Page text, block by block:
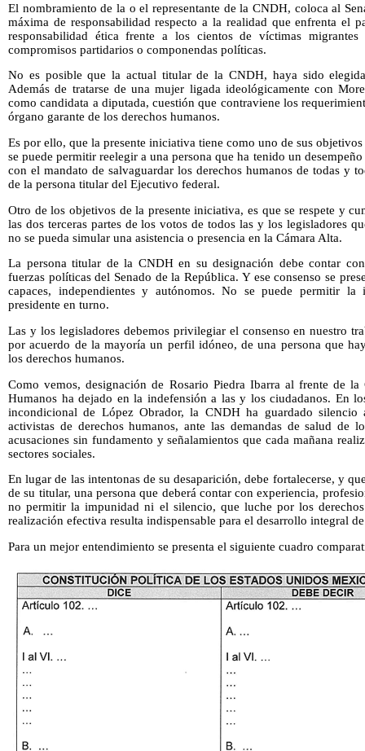
El nombramiento de la o el representante de la CNDH, coloca al
máxima de responsabilidad respecto a la realidad que enfrenta el
responsabilidad ética frente a los cientos de víctimas
compromisos partidarios o componendas políticas.
No es posible que la actual titular de la CNDH, haya sido
Además de tratarse de una mujer ligada ideológicamente con
como candidata a diputada, cuestión que contraviene los
órgano garante de los derechos humanos.
Es por ello, que la presente iniciativa tiene como uno de sus
se puede permitir reelegir a una persona que ha tenido un
con el mandato de salvaguardar los derechos humanos de todas y
de la persona titular del Ejecutivo federal.
Otro de los objetivos de la presente iniciativa, es que se respete y
las dos terceras partes de los votos de todos las y los legisladores
no se pueda simular una asistencia o presencia en la Cámara Alta.
La persona titular de la CNDH en su designación debe contar
fuerzas políticas del Senado de la República. Y ese consenso se
capaces, independientes y autónomos. No se puede permitir
presidente en turno.
Las y los legisladores debemos privilegiar el consenso en nuestro
por acuerdo de la mayoría un perfil idóneo, de una persona que
los derechos humanos.
Como vemos, designación de Rosario Piedra Ibarra al frente de
Humanos ha dejado en la indefensión a las y los ciudadanos. En
incondicional de López Obrador, la CNDH ha guardado silencio
activistas de derechos humanos, ante las demandas de salud de
acusaciones sin fundamento y señalamientos que cada mañana
sectores sociales.
En lugar de las intentonas de su desaparición, debe fortalecerse, y
de su titular, una persona que deberá contar con experiencia,
no permitir la impunidad ni el silencio, que luche por los
realización efectiva resulta indispensable para el desarrollo integral
Para un mejor entendimiento se presenta el siguiente cuadro